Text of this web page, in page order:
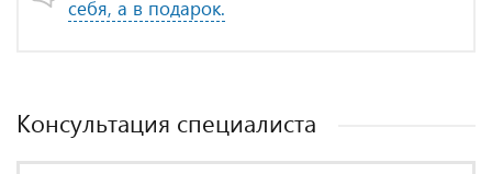
себя, а в подарок.
Консультация специалиста